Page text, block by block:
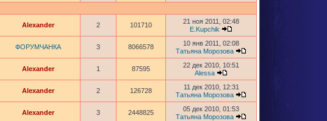
Alexander 2 101710
21 ноя 2011, 02:48
E.Kupchik
ФОРУМЧАНКА 3 8066578
10 янв 2011, 02:08
Татьяна Морозова
Alexander 1 87595
22 дек 2010, 10:51
Alessa
Alexander 2 126728
11 дек 2010, 12:31
Татьяна Морозова
Alexander 3 2448825
05 дек 2010, 01:53
Татьяна Морозова